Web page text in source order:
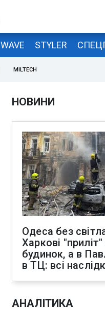
WAVE STYLER
MILTECH
НОВИНИ
Одеса без
Харкові "приліт"
будинок, а в
в ТЦ: всі
АНАЛІТИКА